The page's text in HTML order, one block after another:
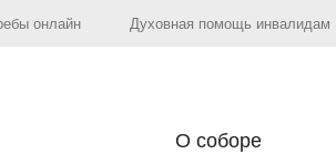
онлайн Духовная помощь инвалидам
О соборе